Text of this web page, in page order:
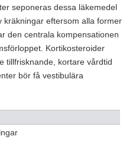
seponeras dessa läkemedel
kräkningar eftersom alla former
den centrala kompensationen
Kortikosteroider
tillfrisknande, kortare vårdtid
bör få vestibulära